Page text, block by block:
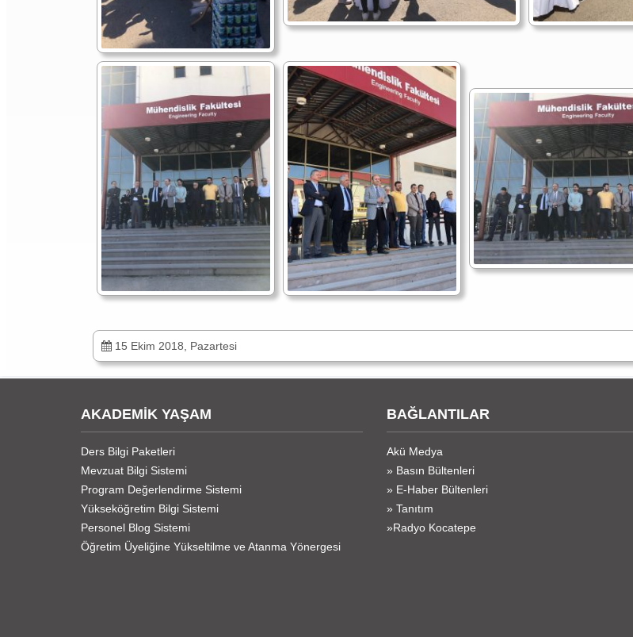
15 Ekim 2018, Pazartesi
AKADEMİK YAŞAM
Ders Bilgi Paketleri
Mevzuat Bilgi Sistemi
Program Değerlendirme Sistemi
Yükseköğretim Bilgi Sistemi
Personel Blog Sistemi
Öğretim Üyeliğine Yükseltilme ve Atanma Yönergesi
BAĞLANTILAR
Akü Medya
» Basın Bültenleri
» E-Haber Bültenleri
» Tanıtım
»Radyo Kocatepe